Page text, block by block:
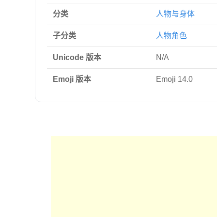
分类 人物与身体
子分类 人物角色
Unicode 版本 N/A
Emoji 版本 Emoji 14.0